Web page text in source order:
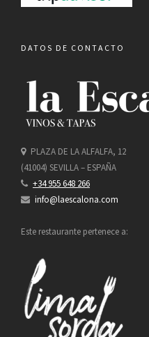
DATOS DE CONTACTO
PLAZA DE LA ALFALFA, 12
(41004) SEVILLA – ESPAÑA
+34 955 648 266
info@laescalona.com
Este restaurante pertenece a: